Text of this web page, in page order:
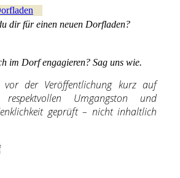
dir für einen neuen Dorfladen?
im Dorf engagieren? Sag uns wie.
vor der Veröffentlichung kurz auf
respektvollen Umgangston und
geprüft – nicht inhaltlich